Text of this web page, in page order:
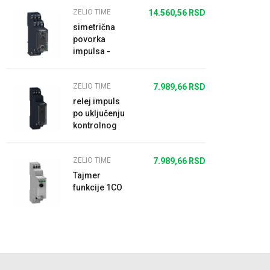
ZELIO TIME
simetrična
povorka
impulsa -
300h - 24…
240V AC/DC -
2...
14.560,56 RSD
ZELIO TIME
relej impuls
po uključenju
kontrolnog
24..240 V AC -
1...
7.989,66 RSD
ZELIO TIME
Tajmer
funkcije 1CO
7.989,66 RSD